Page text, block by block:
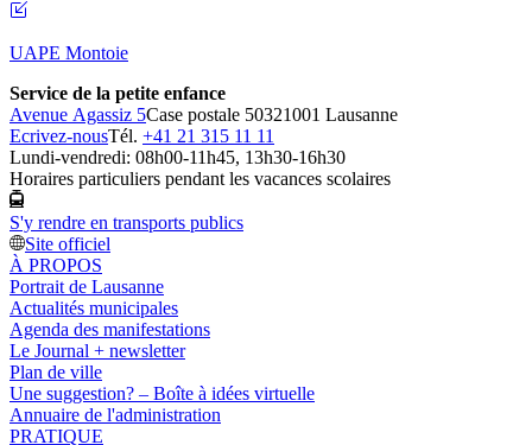
UAPE Montoie
Service de la petite enfance
Avenue Agassiz 5Case postale 50321001 Lausanne
Ecrivez-nousTél. +41 21 315 11 11
Lundi-vendredi: 08h00-11h45, 13h30-16h30
Horaires particuliers pendant les vacances scolaires
S'y rendre en transports publics
Site officiel
À PROPOS
Portrait de Lausanne
Actualités municipales
Agenda des manifestations
Le Journal + newsletter
Plan de ville
Une suggestion? – Boîte à idées virtuelle
Annuaire de l'administration
PRATIQUE